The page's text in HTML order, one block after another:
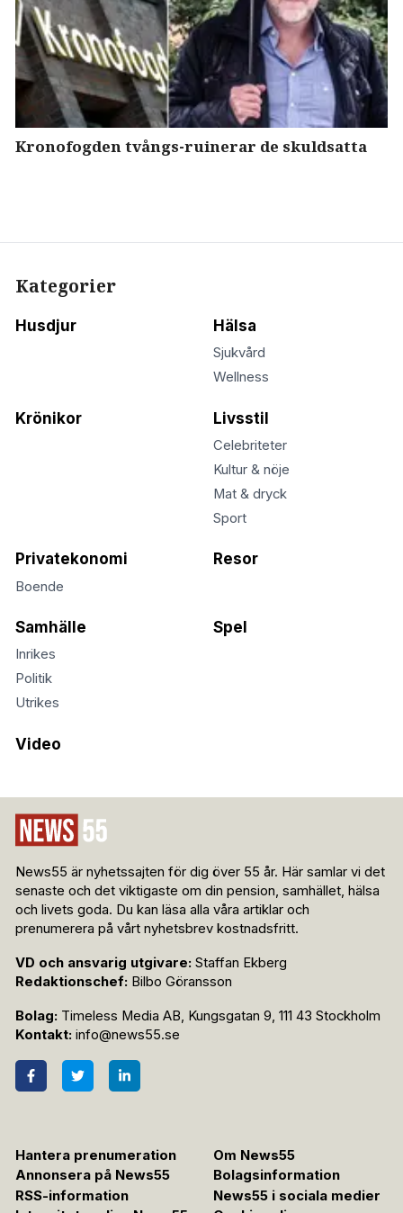
Kronofogden tvångs-ruinerar de skuldsatta
Kategorier
Husdjur Hälsa
Sjukvård
Wellness
Krönikor Livsstil
Celebriteter
Kultur & nöje
Mat & dryck
Sport
Privatekonomi
Boende
Resor
Samhälle
Inrikes
Politik
Utrikes
Spel
Video
News55 är nyhetssajten för dig över 55 år. Här samlar vi det
senaste och det viktigaste om din pension, samhället, hälsa
och livets goda. Du kan läsa alla våra artiklar och
prenumerera på vårt nyhetsbrev kostnadsfritt.
VD och ansvarig utgivare: Staffan Ekberg
Redaktionschef: Bilbo Göransson
Bolag: Timeless Media AB, Kungsgatan 9, 111 43 Stockholm
Kontakt: info@news55.se
Hantera prenumeration
Om News55
Annonsera på News55
Bolagsinformation
RSS-information
News55 i sociala medier